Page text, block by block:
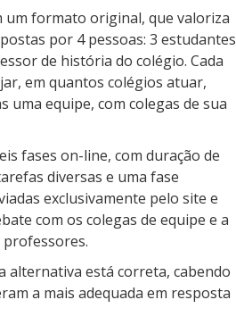
um formato original, que valoriza
por 4 pessoas: 3 estudantes
de história do colégio. Cada
em quantos colégios atuar,
uma equipe, com colegas de sua
fases on-line, com duração de
diversas e uma fase
exclusivamente pelo site e
com os colegas de equipe e a
alternativa está correta, cabendo
a mais adequada em resposta